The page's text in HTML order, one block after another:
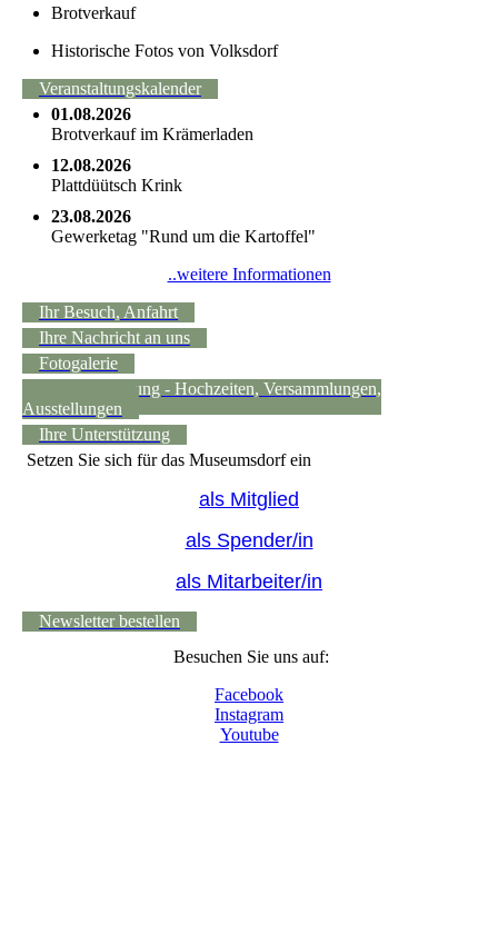
Brotverkauf
Historische Fotos von Volksdorf
Veranstaltungskalender
01.08.2026
Brotverkauf im Krämerladen
12.08.2026
Plattdüütsch Krink
23.08.2026
Gewerketag "Rund um die Kartoffel"
..weitere Informationen
Ihr Besuch, Anfahrt
Ihre Nachricht an uns
Fotogalerie
Raumvermietung - Hochzeiten, Versammlungen,
Ausstellungen
Ihre Unterstützung
Setzen Sie sich für das Museumsdorf ein
als Mitglied
als Spender/in
als Mitarbeiter/in
Newsletter bestellen
Besuchen Sie uns auf:
Facebook
Instagram
Youtube